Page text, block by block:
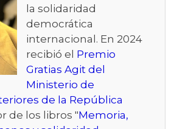
la solidaridad
democrática
internacional. En 2024
recibió el Premio
Gratias Agit del
Ministerio de
de la República
de los libros "Memoria,